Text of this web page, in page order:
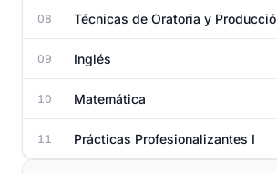
08 Técnicas de Oratoria y
09 Inglés
10 Matemática
11 Prácticas Profesionalizantes I